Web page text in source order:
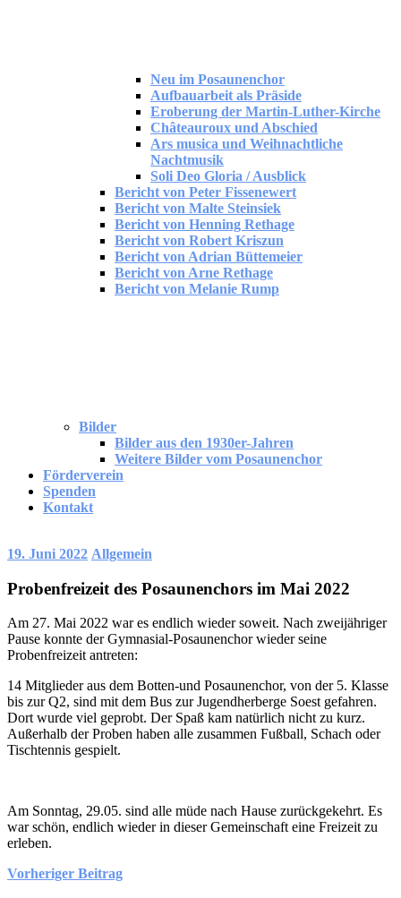
Neu im Posaunenchor
Aufbauarbeit als Präside
Eroberung der Martin-Luther-Kirche
Châteauroux und Abschied
Ars musica und Weihnachtliche
Nachtmusik
Soli Deo Gloria / Ausblick
Bericht von Peter Fissenewert
Bericht von Malte Steinsiek
Bericht von Henning Rethage
Bericht von Robert Kriszun
Bericht von Adrian Büttemeier
Bericht von Arne Rethage
Bericht von Melanie Rump
Bilder
Bilder aus den 1930er-Jahren
Weitere Bilder vom Posaunenchor
Förderverein
Spenden
Kontakt
19. Juni 2022 Allgemein
Probenfreizeit des Posaunenchors im Mai 2022
Am 27. Mai 2022 war es endlich wieder soweit. Nach zweijähriger
Pause konnte der Gymnasial-Posaunenchor wieder seine
Probenfreizeit antreten:
14 Mitglieder aus dem Botten-und Posaunenchor, von der 5. Klasse
bis zur Q2, sind mit dem Bus zur Jugendherberge Soest gefahren.
Dort wurde viel geprobt. Der Spaß kam natürlich nicht zu kurz.
Außerhalb der Proben haben alle zusammen Fußball, Schach oder
Tischtennis gespielt.
Am Sonntag, 29.05. sind alle müde nach Hause zurückgekehrt. Es
war schön, endlich wieder in dieser Gemeinschaft eine Freizeit zu
erleben.
Beitragsnavigation
Vorheriger Beitrag